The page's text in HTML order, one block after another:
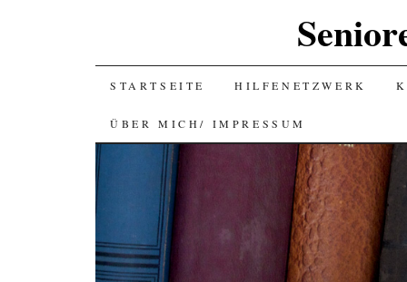
SKIP
TO
CONTENT
STARTSEITE HILFENETZWERK
ÜBER MICH/ IMPRESSUM